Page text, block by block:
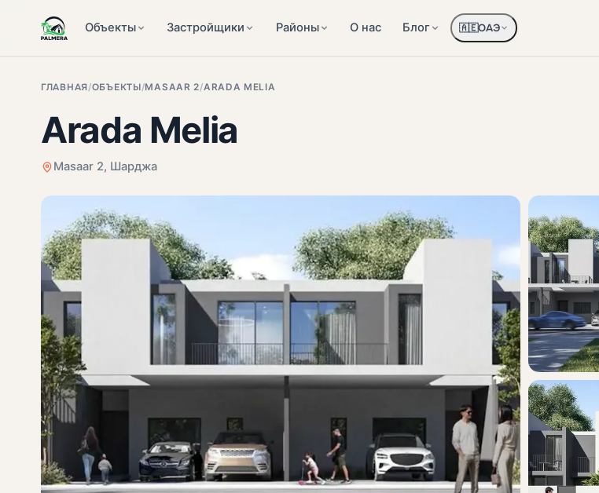
Объекты Застройщики Районы О нас Блог 🇦🇪ОАЭ
ГЛАВНАЯ /ОБЪЕКТЫ/MASAAR 2/ARADA MELIA
Arada Melia
Masaar 2, Шарджа